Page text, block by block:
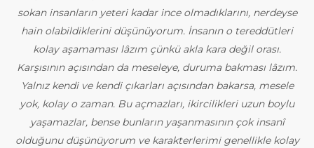
sokan insanların yeteri kadar ince olmadıklarını, nerdeyse
hain olabildiklerini düşünüyorum. İnsanın o tereddütleri
kolay aşamaması lâzım çünkü akla kara değil orası.
Karşısının açısından da meseleye, duruma bakması lâzım.
Yalnız kendi ve kendi çıkarları açısından bakarsa, mesele
yok, kolay o zaman. Bu açmazları, ikircilikleri uzun boylu
yaşamazlar, bense bunların yaşanmasının çok insanî
olduğunu düşünüyorum ve karakterlerimi genellikle kolay